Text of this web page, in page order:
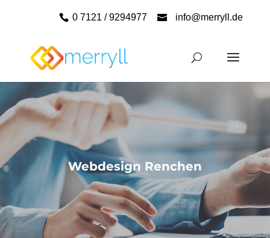
0 7121 / 9294977 info@merryll.de
Webdesign Renchen